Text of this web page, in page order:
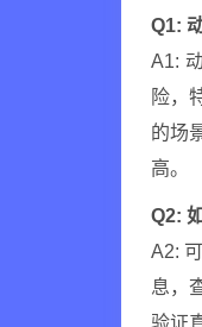
Q1:
A1:
险，
的场
高。
Q2:
A2:
息，
验证